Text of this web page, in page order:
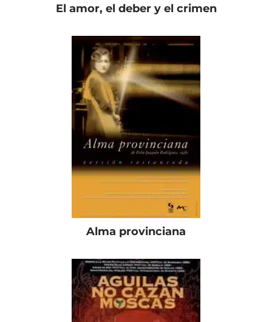
El amor, el deber y el crimen
Alma provinciana